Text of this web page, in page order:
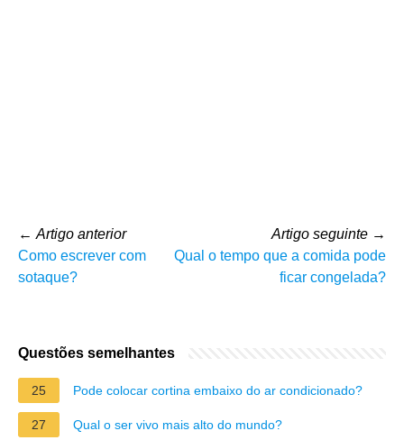
← Artigo anterior
Como escrever com
sotaque?
Artigo seguinte →
Qual o tempo que a comida pode
ficar congelada?
Questões semelhantes
25 Pode colocar cortina embaixo do ar condicionado?
27 Qual o ser vivo mais alto do mundo?